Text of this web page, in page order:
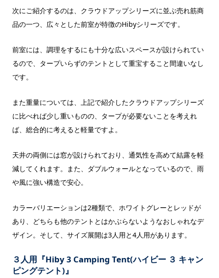
次にご紹介するのは、クラウドアップシリーズに並ぶ売れ筋商
品の一つ、広々とした前室が特徴のHibyシリーズです。
前室には、調理をするにも十分な広いスペースが設けられてい
るので、タープいらずのテントとして重宝すること間違いなし
です。
また重量については、上記で紹介したクラウドアップシリーズ
に比べれば少し重いものの、タープが必要ないことを考えれ
ば、総合的に考えると軽量ですよ。
天井の両側には窓が設けられており、通気性を高めて結露を軽
減してくれます。また、ダブルウォールとなっているので、雨
や風に強い構造で安心。
カラーバリエーションは2種類で、ホワイトグレーとレッドが
あり、どちらも他のテントとはかぶらないようなおしゃれなデ
ザイン。そして、サイズ展開は3人用と4人用があります。
３人用『Hiby 3 Camping Tent(ハイビー ３ キャン
ピングテント)』